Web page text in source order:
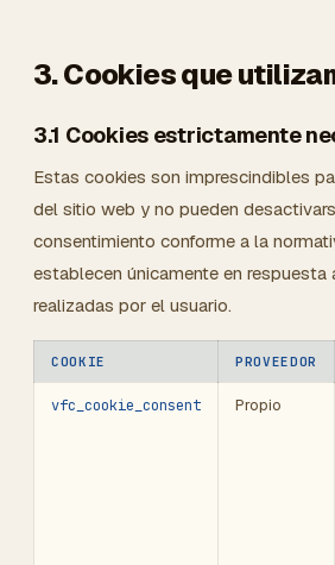
3. Cookies que
3.1 Cookies estrictamente
Estas cookies son imprescindibles
del sitio web y no pueden
consentimiento conforme a la
establecen únicamente en respuesta
realizadas por el usuario.
COOKIE PROVEEDOR
vfc_cookie_consent Propio